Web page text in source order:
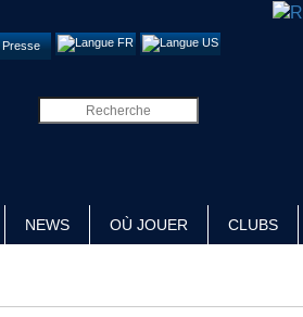
Presse
NEWS OÙ JOUER CLUBS